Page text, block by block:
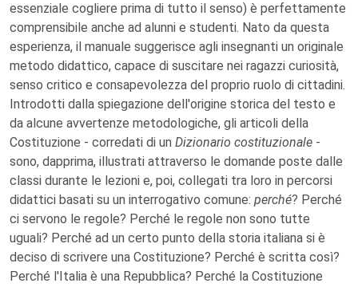
essenziale cogliere prima di tutto il senso) è perfettamente
comprensibile anche ad alunni e studenti. Nato da questa
esperienza, il manuale suggerisce agli insegnanti un originale
metodo didattico, capace di suscitare nei ragazzi curiosità,
senso critico e consapevolezza del proprio ruolo di cittadini.
Introdotti dalla spiegazione dell'origine storica del testo e
da alcune avvertenze metodologiche, gli articoli della
Costituzione - corredati di un Dizionario costituzionale -
sono, dapprima, illustrati attraverso le domande poste dalle
classi durante le lezioni e, poi, collegati tra loro in percorsi
didattici basati su un interrogativo comune: perché? Perché
ci servono le regole? Perché le regole non sono tutte
uguali? Perché ad un certo punto della storia italiana si è
deciso di scrivere una Costituzione? Perché è scritta così?
Perché l'Italia è una Repubblica? Perché la Costituzione